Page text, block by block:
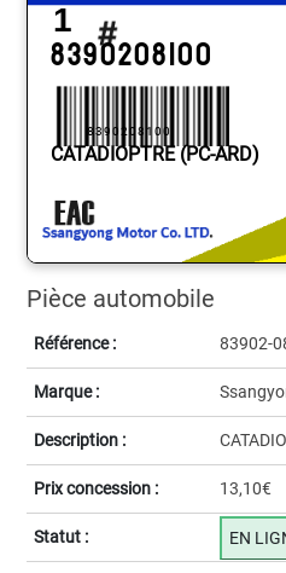
Pièce automobile
Référence : 83902-
Marque :
Description :
Prix concession : 13,10€
Statut : EN
1
8390208100
8390208100
CATADIOPTRE (PC-ARD)